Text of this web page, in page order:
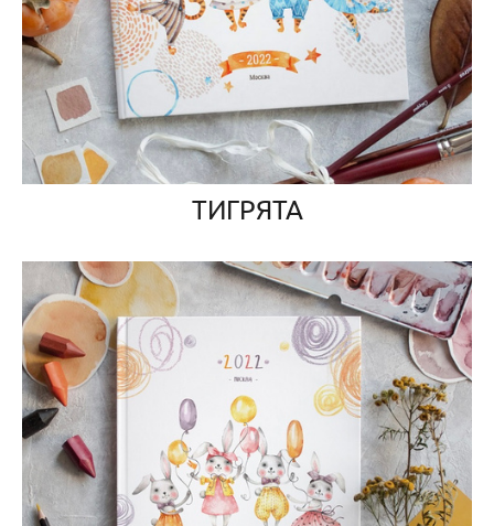
ТИГРЯТА